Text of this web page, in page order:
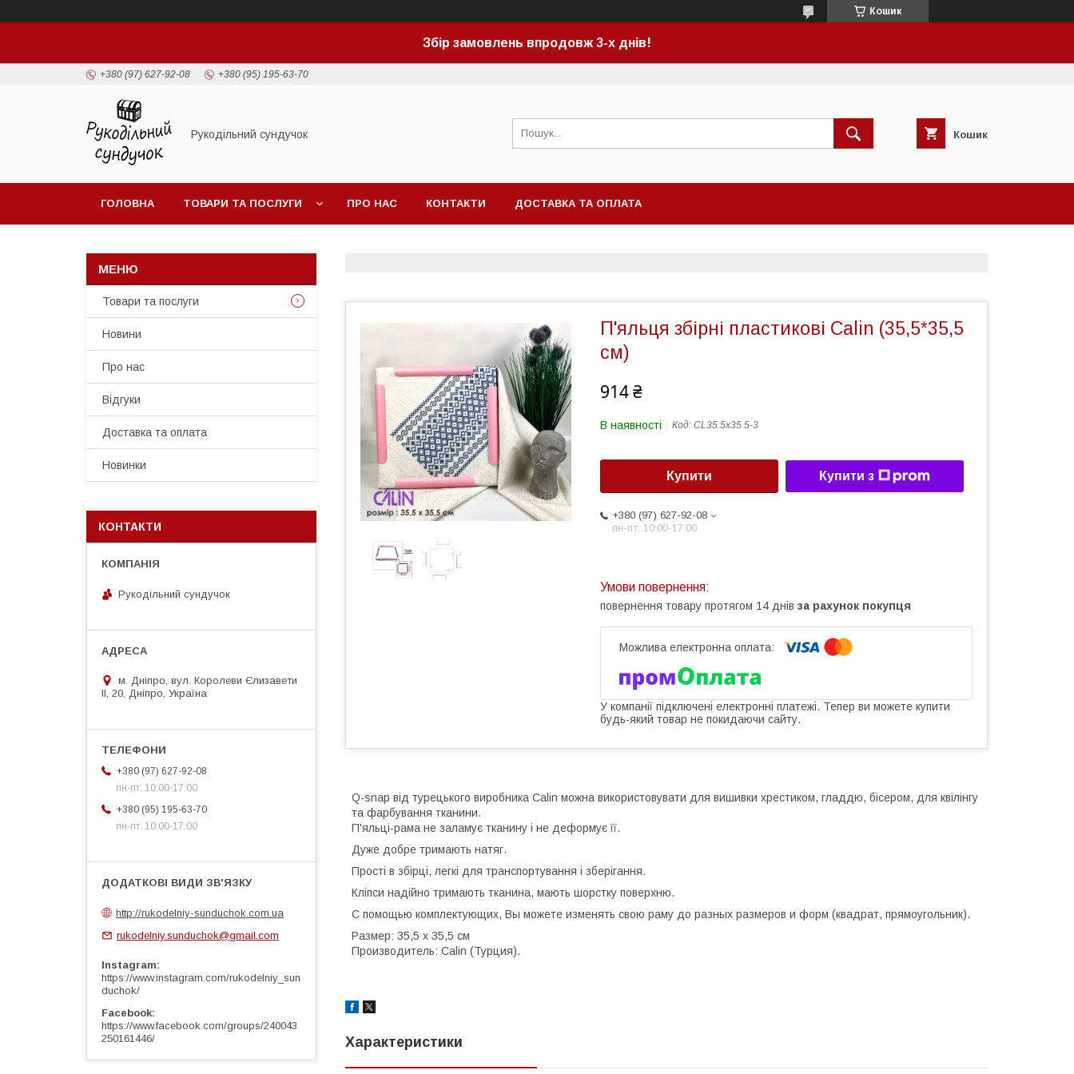
Кошик
Збір замовлень впродовж 3-х днів!
+380 (97) 627-92-08 +380 (95) 195-63-70
Рукодільний сундучок Кошик
ГОЛОВНА ТОВАРИ ТА ПОСЛУГИ ПРО НАС КОНТАКТИ ДОСТАВКА ТА ОПЛАТА
П'яльця збірні пластикові Calin (35,5*35,5
см)
914 ₴
В наявності Код: CL35.5x35.5-3
Купити Купити з
+380 (97) 627-92-08
пн-пт: 10:00-17:00
повернення товару протягом 14 днів за рахунок покупця
У компанії підключені електронні платежі. Тепер ви можете купити
будь-який товар не покидаючи сайту.
Q-snap від турецького виробника Calin можна використовувати для вишивки хрестиком, гладдю, бісером, для квілінгу
та фарбування тканини.
П'яльці-рама не заламує тканину і не деформує її.
Дуже добре тримають натяг.
Прості в збірці, легкі для транспортування і зберігання.
Кліпси надійно тримають тканина, мають шорстку поверхню.
С помощью комплектующих, Вы можете изменять свою раму до разных размеров и форм (квадрат, прямоугольник).
Размер: 35,5 х 35,5 см
Производитель: Calin (Турция).
Характеристики
Товари та послуги
Новини
Про нас
Відгуки
Доставка та оплата
Новинки
КОНТАКТИ
Рукодільний сундучок
м. Дніпро, вул. Королеви Єлизавети
ІІ, 20, Дніпро, Україна
+380 (97) 627-92-08
пн-пт: 10:00-17:00
+380 (95) 195-63-70
пн-пт: 10:00-17:00
http://rukodelniy-sunduchok.com.ua
rukodelniy.sunduchok@gmail.com
Instagram
https://www.instagram.com/rukodelniy_sun
duchok/
Facebook
https://www.facebook.com/groups/240043
250161446/